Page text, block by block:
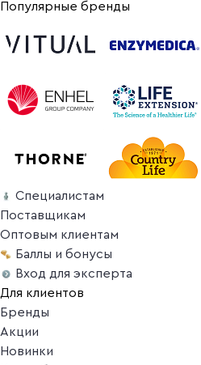
Популярные бренды
Специалистам
Поставщикам
Оптовым клиентам
Баллы и бонусы
Вход для эксперта
Для клиентов
Бренды
Акции
Новинки